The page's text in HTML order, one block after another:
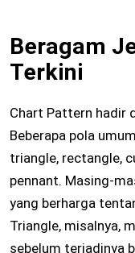
Beragam
Terkini
Chart Pattern hadir
Beberapa pola
triangle, rectangle,
pennant. Masing-
yang berharga
Triangle, misalnya,
sebelum terjadinya